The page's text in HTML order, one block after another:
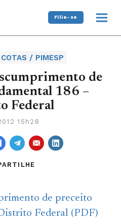
Filie-se
/ PIMESP
de
186 –
Federal
15h28
de preceito
Federal (PDF)